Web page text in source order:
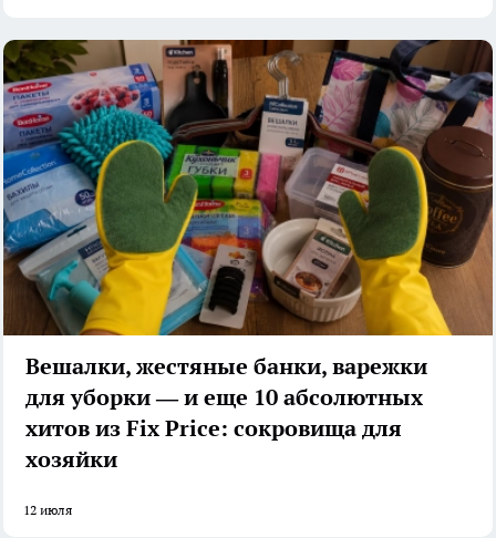
Вешалки, жестяные банки, варежки
для уборки — и еще 10 абсолютных
хитов из Fix Price: сокровища для
хозяйки
12 июля